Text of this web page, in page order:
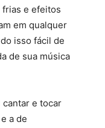
e efeitos
em qualquer
isso fácil de
de sua música
cantar e tocar
a de